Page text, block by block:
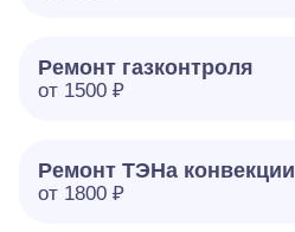
Ремонт газконтроля
от 1500 ₽
Ремонт ТЭНа конвекции
от 1800 ₽